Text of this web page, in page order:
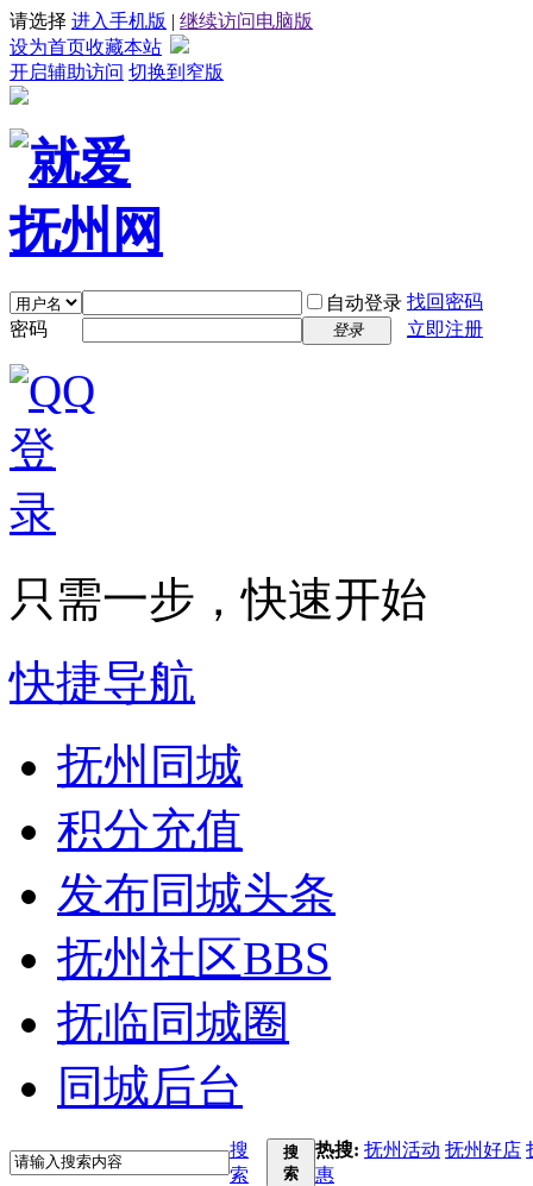
请选择 进入手机版 | 继续访问电脑版
设为首页收藏本站
开启辅助访问 切换到窄版
自动登录 找回密码
密码
登录 立即注册
只需一步，快速开始
快捷导航
抚州同城
积分充值
发布同城头条
抚州社区BBS
抚临同城圈
同城后台
搜
索
搜
索
热搜: 抚州活动 抚州好店
惠